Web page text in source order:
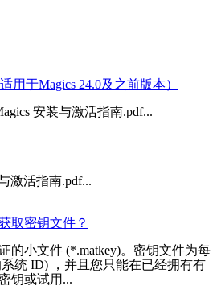
用于Magics 24.0及之前版本）
安装与激活指南.pdf...
激活指南.pdf...
取密钥文件？
的小文件 (*.matkey)。密钥文件为每
统 ID) ，并且您只能在已经拥有有
钥或试用...